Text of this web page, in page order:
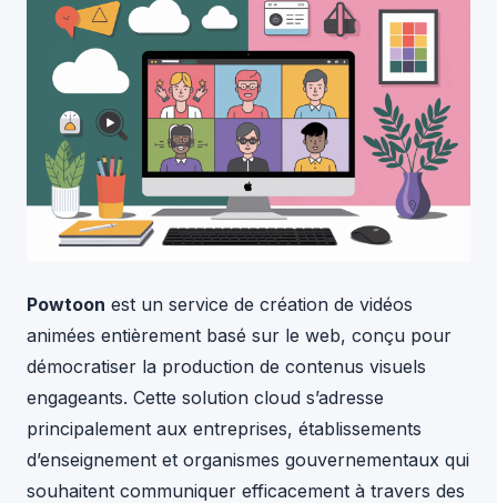
Powtoon est un service de création de vidéos
animées entièrement basé sur le web, conçu pour
démocratiser la production de contenus visuels
engageants. Cette solution cloud s’adresse
principalement aux entreprises, établissements
d’enseignement et organismes gouvernementaux qui
souhaitent communiquer efficacement à travers des